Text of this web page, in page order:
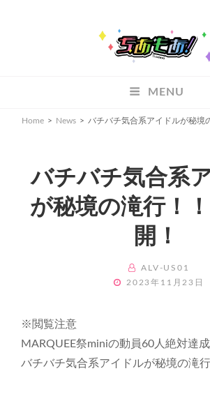
MENU
Home > News > バチバチ気合系アイドルが秘境
バチバチ気合系
が秘境の滝行！
開！
BY
ALV-US01
POSTED
2023年11月23日
※閲覧注意
MARQUEE祭miniの動員60人絶対達
バチバチ気合系アイドルが秘境の滝行